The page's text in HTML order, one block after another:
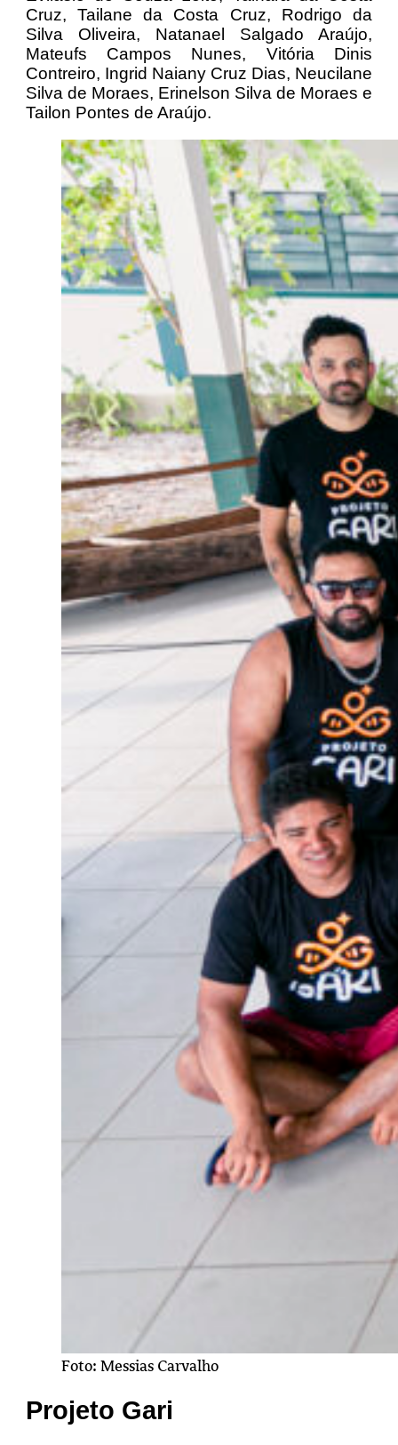
Cruz, Tailane da Costa Cruz, Rodrigo da
Silva Oliveira, Natanael Salgado Araújo,
Mateufs Campos Nunes, Vitória Dinis
Contreiro, Ingrid Naiany Cruz Dias, Neucilane
Silva de Moraes, Erinelson Silva de Moraes e
Tailon Pontes de Araújo.
Foto: Messias Carvalho
Projeto Gari